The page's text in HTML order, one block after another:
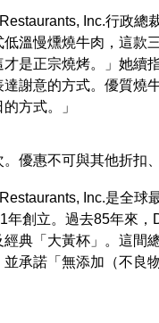
Inc.行政
溫慢燻燒牛肉，這款
是正宗燒烤。」她續
達謝意的方式。優質燒
方式。」
優惠不可與其他折扣
Inc.是全
年創立。過去85年來
經典「大黃杯」。這
承諾「無添加（不良